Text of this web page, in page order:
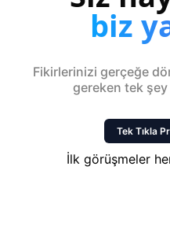
biz
Fikirlerinizi gerçeğe
gereken tek
Tek Tıkla
İlk görüşmeler